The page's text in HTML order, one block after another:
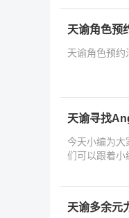
天谕角色预
天谕角色预约
天谕寻找
今天小编为
们可以跟着小
天谕多余元